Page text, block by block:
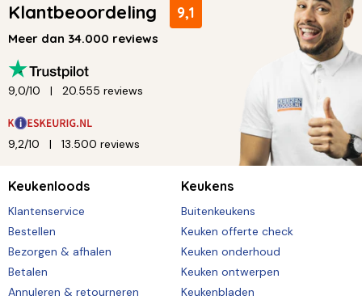
Klantbeoordeling 9,1
Meer dan 34.000 reviews
9,0/10 20.555 reviews
9,2/10 13.500 reviews
Keukenloods
Klantenservice
Bestellen
Bezorgen & afhalen
Betalen
Annuleren & retourneren
Keukens
Buitenkeukens
Keuken offerte check
Keuken onderhoud
Keuken ontwerpen
Keukenbladen